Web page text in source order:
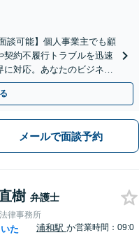
談可能】個人事業主でも顧
約不履行トラブルを迅速
対応。あなたのビジネス
メールで面談予約
樹 弁護士
律事務所
た
浦和駅 か営業時間：09:0